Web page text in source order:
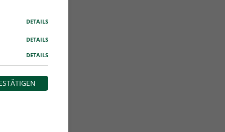
DETAILS
DETAILS
DETAILS